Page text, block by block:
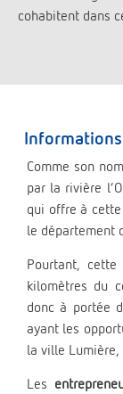
cohabitent dans
Comme son
par la rivière
qui offre à
le département
Pourtant,
kilomètres du
donc à portée
ayant les
la ville
Les